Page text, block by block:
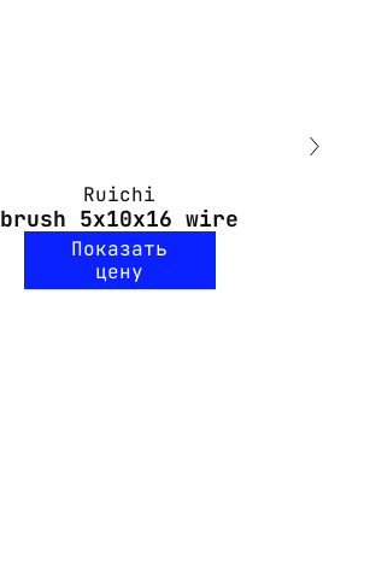
Ruichi
brush 5x10x16 wire
Показать
цену